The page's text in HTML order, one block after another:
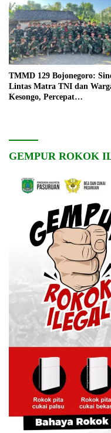
TMMD 129 Bojonegoro:
Lintas Matra TNI dan
Kesongo, Percepat
GEMPUR ROKOK